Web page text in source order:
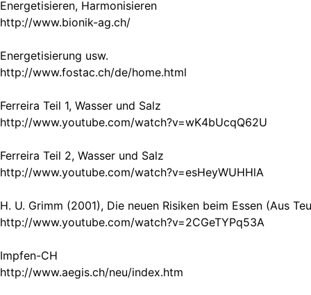
Energetisieren, Harmonisieren
http://www.bionik-ag.ch/
Energetisierung usw.
http://www.fostac.ch/de/home.html
Ferreira Teil 1, Wasser und Salz
http://www.youtube.com/watch?v=wK4bUcqQ62U
Ferreira Teil 2, Wasser und Salz
http://www.youtube.com/watch?v=esHeyWUHHlA
H. U. Grimm (2001), Die neuen Risiken beim Essen (Aus
http://www.youtube.com/watch?v=2CGeTYPq53A
Impfen-CH
http://www.aegis.ch/neu/index.htm